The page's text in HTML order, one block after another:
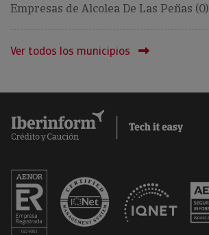
Empresas de Alcolea De Las Peñas (0)
Ver todos los municipios